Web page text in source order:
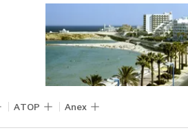
АТОР Anex